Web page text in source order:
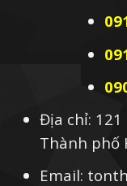
Địa chỉ: 121
Thành phố
Email: